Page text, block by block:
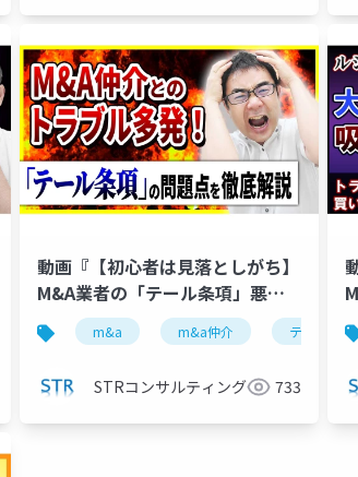
介 strコンサルティング 公認会計士
動画『【初心者は見落としがち】
M&A業者の「テール条項」悪用
トラブル３選』で投影した資料
m&a m&a仲介 テール条項
STRコンサルティング 733